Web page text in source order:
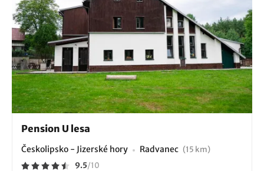
Pension U lesa
Českolipsko - Jizerské hory Radvanec (15 km)
9.5/10